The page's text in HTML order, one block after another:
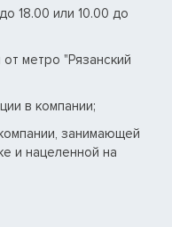
18.00 или 10.00 до
метро "Рязанский
в компании;
занимающей
и нацеленной на